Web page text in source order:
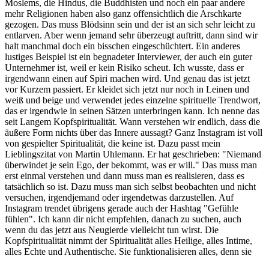
Moslems, die Hindus, die Buddhisten und noch ein paar andere
mehr Religionen haben also ganz offensichtlich die Arschkarte
gezogen. Das muss Blödsinn sein und der ist an sich sehr leicht zu
entlarven. Aber wenn jemand sehr überzeugt auftritt, dann sind wir
halt manchmal doch ein bisschen eingeschüchtert. Ein anderes
lustiges Beispiel ist ein begnadeter Interviewer, der auch ein guter
Unternehmer ist, weil er kein Risiko scheut. Ich wusste, dass er
irgendwann einen auf Spiri machen wird. Und genau das ist jetzt
vor Kurzem passiert. Er kleidet sich jetzt nur noch in Leinen und
weiß und beige und verwendet jedes einzelne spirituelle Trendwort,
das er irgendwie in seinen Sätzen unterbringen kann. Ich nenne das
seit Langem Kopfspiritualität. Wann verstehen wir endlich, dass die
äußere Form nichts über das Innere aussagt? Ganz Instagram ist voll
von gespielter Spiritualität, die keine ist. Dazu passt mein
Lieblingszitat von Martin Uhlemann. Er hat geschrieben: "Niemand
überwindet je sein Ego, der bekommt, was er will." Das muss man
erst einmal verstehen und dann muss man es realisieren, dass es
tatsächlich so ist. Dazu muss man sich selbst beobachten und nicht
versuchen, irgendjemand oder irgendetwas darzustellen. Auf
Instagram trendet übrigens gerade auch der Hashtag "Gefühle
fühlen". Ich kann dir nicht empfehlen, danach zu suchen, auch
wenn du das jetzt aus Neugierde vielleicht tun wirst. Die
Kopfspiritualität nimmt der Spiritualität alles Heilige, alles Intime,
alles Echte und Authentische. Sie funktionalisieren alles, denn sie